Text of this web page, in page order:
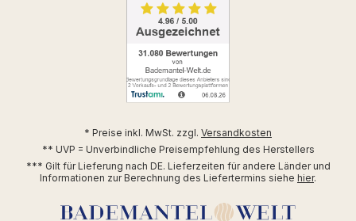
* Preise inkl. MwSt. zzgl. Versandkosten
** UVP = Unverbindliche Preisempfehlung des Herstellers
*** Gilt für Lieferung nach DE. Lieferzeiten für andere Länder und
Informationen zur Berechnung des Liefertermins siehe hier.